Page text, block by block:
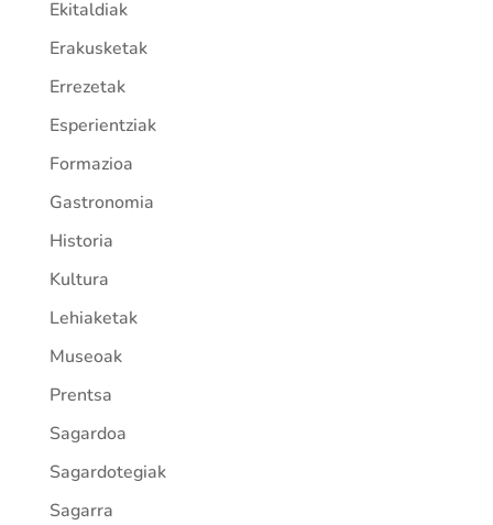
Ekitaldiak
Erakusketak
Errezetak
Esperientziak
Formazioa
Gastronomia
Historia
Kultura
Lehiaketak
Museoak
Prentsa
Sagardoa
Sagardotegiak
Sagarra